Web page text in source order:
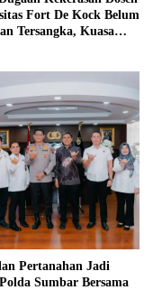
Fort De Kock Belum
Tersangka, Kuasa
Pertanahan Jadi
Sumbar Bersama